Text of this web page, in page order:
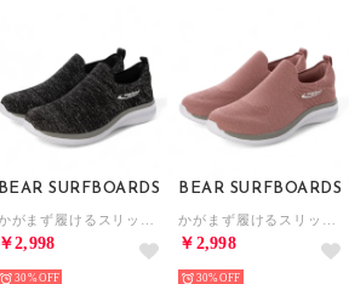
BEAR SURFBOARDS
￥2,998
30%
BEAR SURFBOARDS
￥2,998
30%